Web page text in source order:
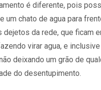
é diferente, pois
um chato de agua para
dejetos da rede, que ficam
virar agua, e
deixando um grão de
do desentupimento.